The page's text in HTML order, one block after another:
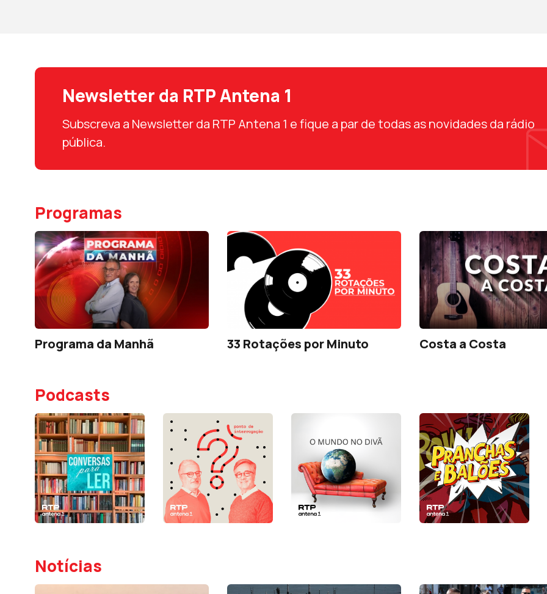
Newsletter da RTP Antena 1
Subscreva a Newsletter da RTP Antena 1 e fique a par de todas as novidades da rádio
pública.
Programas
Programa da Manhã 33 Rotações por Minuto Costa a Costa
Podcasts
Notícias